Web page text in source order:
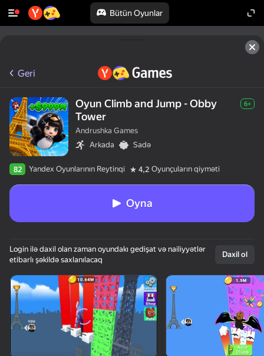
Bütün Oyunlar
Cihazı döndərin
Oyun yalnız üfüqi
rejimdə işləyir
Geri
Oyun Climb and Jump - Obby
Tower
6+
Andrushka Games
Arkada
Sadə
82 Yandex Oyunlarının Reytinqi 4,2 Oyunçuların qiyməti
Oyna
Login ilə daxil olan zaman oyundakı gedişat və nailiyyətlər
etibarlı şəkildə saxlanılacaq
Daxil ol